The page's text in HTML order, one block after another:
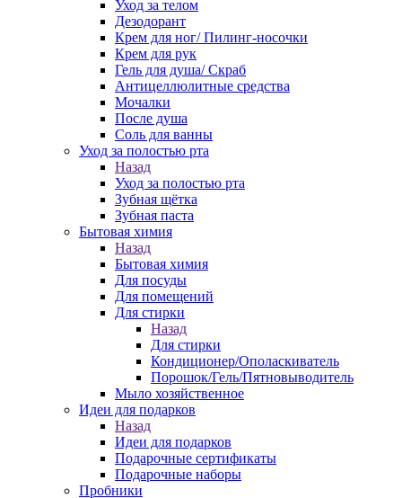
Уход за телом
Дезодорант
Крем для ног/ Пилинг-носочки
Крем для рук
Гель для душа/ Скраб
Антицеллюлитные средства
Мочалки
После душа
Соль для ванны
Уход за полостью рта
Назад
Уход за полостью рта
Зубная щётка
Зубная паста
Бытовая химия
Назад
Бытовая химия
Для посуды
Для помещений
Для стирки
Назад
Для стирки
Кондиционер/Ополаскиватель
Порошок/Гель/Пятновыводитель
Мыло хозяйственное
Идеи для подарков
Назад
Идеи для подарков
Подарочные сертификаты
Подарочные наборы
Пробники